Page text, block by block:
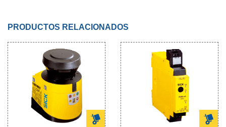
PRODUCTOS RELACIONADOS